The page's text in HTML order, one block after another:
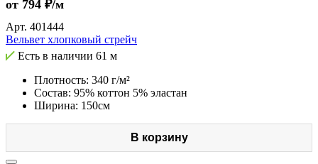
от 794 ₽/м
Арт. 401444
Вельвет хлопковый стрейч
Есть в наличии 61 м
Плотность: 340 г/м²
Состав: 95% коттон 5% эластан
Ширина: 150см
В корзину